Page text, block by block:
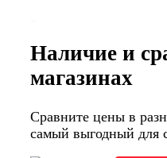
Наличие и
магазинах
Сравните цены в
самый выгодный для